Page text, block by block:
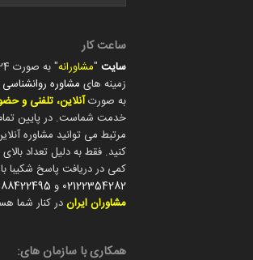
ساعت کار
سایت "مشاورانه
زمینه های مشاوره روانشناسی
به صورتآنلاین، تلفنی و
خدمت شماست. در پایین
مرتبط می توانید مشاوره
کنید. فقط به دلیل تعداد
کمی در دریافت پاسخ شکیبا
02122354282 و
مشاوران ایراندر کنار شما
همکاری با سازمان های: